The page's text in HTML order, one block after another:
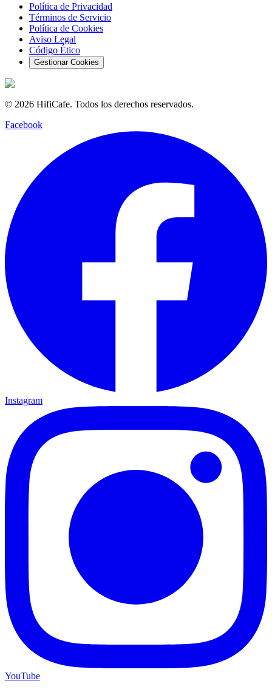
Política de Privacidad
Términos de Servicio
Política de Cookies
Aviso Legal
Código Ético
Gestionar Cookies
© 2026 HifiCafe. Todos los derechos reservados.
Facebook
Instagram
YouTube